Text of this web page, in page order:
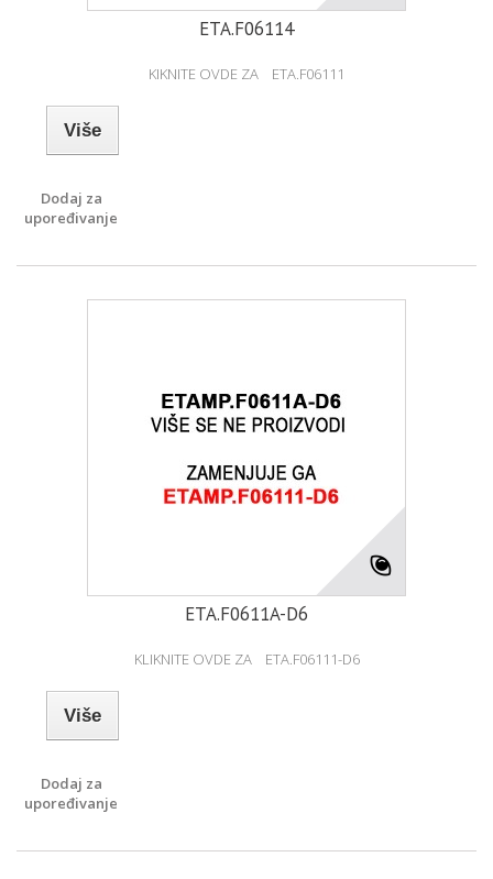
ETA.F06114
KIKNITE OVDE ZA ETA.F06111
Više
Dodaj za
upoređivanje
ETA.F0611A-D6
KLIKNITE OVDE ZA ETA.F06111-D6
Više
Dodaj za
upoređivanje